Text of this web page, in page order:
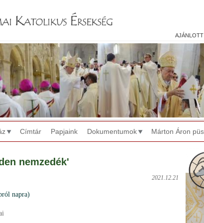
ajánlott
Címtár Papjaink Dokumentumok Márton Áron
nemzedék'
2021.12.21
napra)